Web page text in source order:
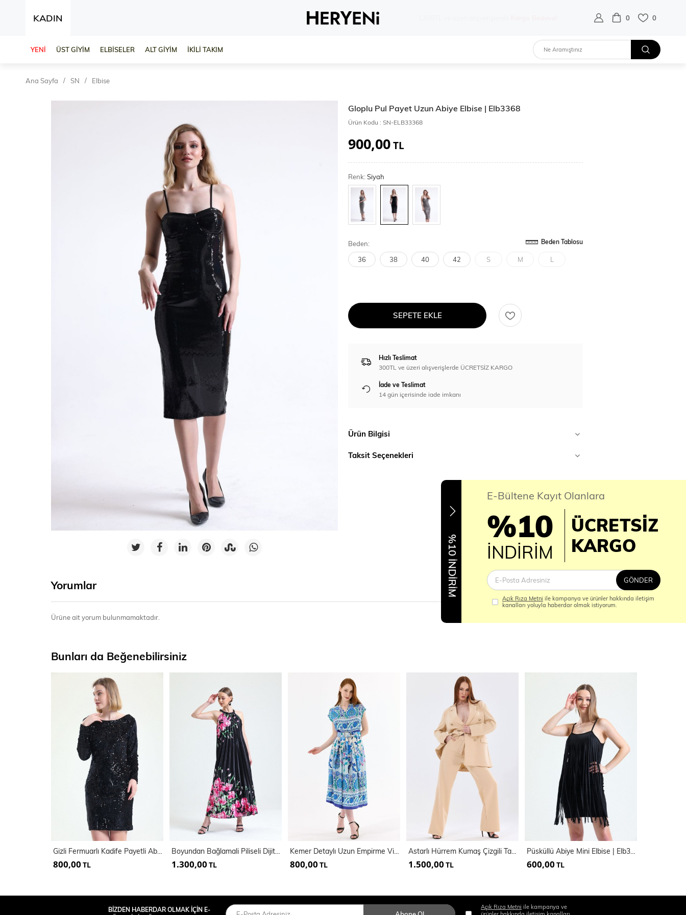
KADIN 0 0
YENİ ÜST GİYİM ELBİSELER ALT GİYİM İKİLİ TAKIM
Ana Sayfa SN Elbise
Gloplu Pul Payet Uzun Abiye Elbise | Elb3368
Ürün Kodu : SN-ELB33368
900,00TL
Renk:Siyah
Beden: Beden Tablosu
36 38 40 42 S M L
SEPETE EKLE
Hızlı Teslimat
300TL ve üzeri alışverişlerde ÜCRETSİZ KARGO
İade ve Teslimat
14 gün içerisinde iade imkanı
Ürün Bilgisi
Taksit Seçenekleri
Yorumlar
Ürüne ait yorum bulunmamaktadır.
Bunları da Beğenebilirsiniz
Gizli Fermuarlı Kadife Payetli Abiye Elbise | Elb32493
800,00 TL
Boyundan Bağlamali Piliseli Dijital Baskili Kolsuz Saten Elbise | Elb34513
1.300,00 TL
Kemer Detaylı Uzun Empirme Viskon Jile Elbise | Elb35648
800,00 TL
Astarlı Hürrem Kumaş Çizgili Takım Elbise | Tk35550
1.500,00 TL
Püsküllü Abiye Mini Elbise | Elb34800
600,00 TL
%10 İNDİRİM
E-Bültene Kayıt Olanlara
%10
İNDİRİM
ÜCRETSİZ
KARGO
GÖNDER
Açık Rıza Metni ile kampanya ve ürünler hakkında iletişim
kanalları yoluyla haberdar olmak istiyorum.
BİZDEN HABERDAR OLMAK İÇİN E-
Açık Rıza Metni ile kampanya ve